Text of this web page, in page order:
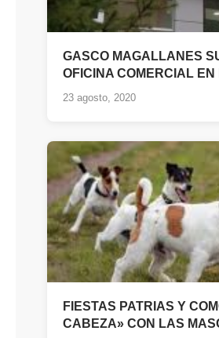
GASCO MAGALLANES
OFICINA COMERCIAL
23 agosto, 2020
FIESTAS PATRIAS Y
CABEZA» CON LAS